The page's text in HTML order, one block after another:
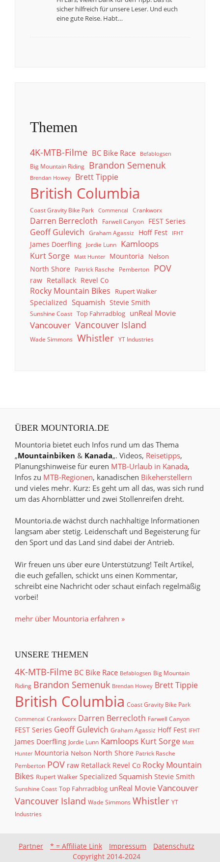
sicher hilfreich für unsere Leser. Und euch
eine gute Reise. Habt…
Themen
4K-MTB-Filme BC Bike Race Befablogsen
Big Mountain Riding Brandon Semenuk
Brendan Howey Brett Tippie
British Columbia
Coast Gravity Bike Park Commencal Crankworx
Darren Berrecloth Farwell Canyon FEST Series
Geoff Gulevich Graham Agassiz Hoff Fest IFHT
James Doerfling Jordie Lunn Kamloops
Kurt Sorge Matt Hunter Mountoria Nelson
North Shore Patrick Rasche Pemberton POV
raw Retallack Revel Co
Rocky Mountain Bikes
Rupert Walker
Specialized Squamish Stevie Smith
Sunshine Coast Top Fahrradblog unReal Movie
Vancouver Vancouver Island
Wade Simmons Whistler YT Industries
ÜBER MOUNTORIA.DE
Mountoria bietet euch Infos rund um das Thema
„Mountainbiken & Kanada„. Videos, Reisetipps,
Planungshinweise für euren MTB-Urlaub in Kanada,
Infos zu MTB-Regionen, kanadischen Bikeherstellern
und vieles mehr. Kurz: Es geht um all das, was sich rund
um das Ahornblätter und zwei Stollenreifen dreht.
Mountoria.de wächst durch nachhaltige Informationen
langsam aber stetig. Leidenschaft und Begeisterung für
den Sport und das Land sind dabei der Antrieb.
Wir freuen uns über eure Unterstützung! Teilt Artikel,
die euch gefallen, schickt uns einen Kommentar,
schreibt eine Nachricht oder schaut einfach regelmäßig
vorbei!
mehr über Mountoria erfahren »
UNSERE THEMEN
4K-MTB-Filme BC Bike Race Befablogsen Big Mountain
Riding Brandon Semenuk Brendan Howey Brett Tippie
British Columbia Coast Gravity Bike Park
Commencal Crankworx Darren Berrecloth Farwell Canyon
FEST Series Geoff Gulevich Graham Agassiz Hoff Fest IFHT
James Doerfling Jordie Lunn Kamloops Kurt Sorge Matt
Hunter Mountoria Nelson North Shore Patrick Rasche
Pemberton POV raw Retallack Revel Co Rocky Mountain
Bikes Rupert Walker Specialized Squamish Stevie Smith
Sunshine Coast Top Fahrradblog unReal Movie Vancouver
Vancouver Island Wade Simmons Whistler YT
Industries
Partner * = Affiliate Link Impressum
Datenschutz
Copyright 2014-2024